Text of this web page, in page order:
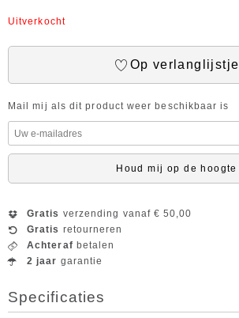
Uitverkocht
Op verlanglijstje
Mail mij als dit product weer beschikbaar is
Houd mij op de hoogte
Gratis verzending vanaf € 50,00
Gratis retourneren
Achteraf betalen
2 jaar garantie
Specificaties